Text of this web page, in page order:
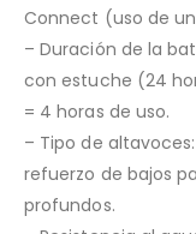
Connect (uso de
– Duración de la
con estuche (24
= 4 horas de uso.
– Tipo de
refuerzo de bajos
profundos.